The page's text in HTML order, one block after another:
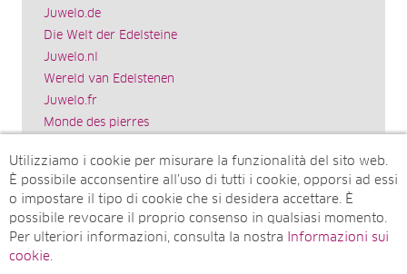
Juwelo.de
Die Welt der Edelsteine
Juwelo.nl
Wereld van Edelstenen
Juwelo.fr
Monde des pierres
El mundo de las piedras preciosas
Rocks & Co.
Juwelo.com
Ädelstenarnas Värld
Utilizziamo i cookie per misurare la funzionalità del sito web.
È possibile acconsentire all’uso di tutti i cookie, opporsi ad essi
o impostare il tipo di cookie che si desidera accettare. È
possibile revocare il proprio consenso in qualsiasi momento.
Per ulteriori informazioni, consulta la nostra
Informazioni sui
cookie.